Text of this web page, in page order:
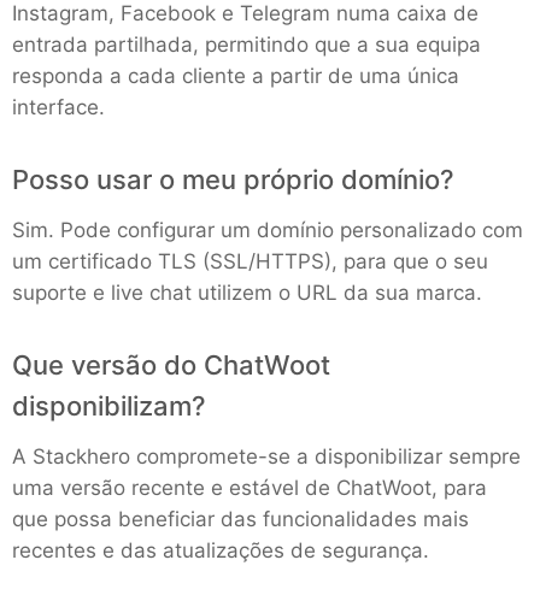
Kafka
Keycloak
Kubernetes Control Plane
Kubernetes Node
Matomo
Mattermost
Meilisearch
Instagram, Facebook e Telegram numa caixa de
entrada partilhada, permitindo que a sua equipa
responda a cada cliente a partir de uma única
interface.
Posso usar o meu próprio domínio?
Sim. Pode configurar um domínio personalizado com
um certificado TLS (SSL/HTTPS), para que o seu
suporte e live chat utilizem o URL da sua marca.
Que versão do ChatWoot
disponibilizam?
A Stackhero compromete-se a disponibilizar sempre
uma versão recente e estável de ChatWoot, para
que possa beneficiar das funcionalidades mais
recentes e das atualizações de segurança.